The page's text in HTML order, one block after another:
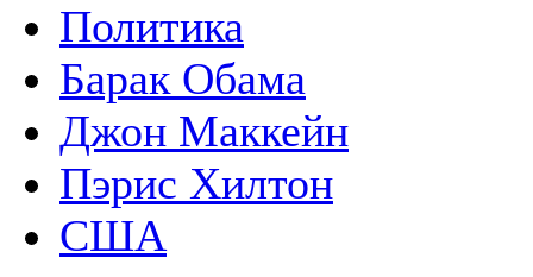
Политика
Барак Обама
Джон Маккейн
Пэрис Хилтон
США